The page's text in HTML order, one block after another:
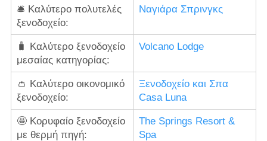
🛎️ Καλύτερο πολυτελές
ξενοδοχείο:
Ναγιάρα Σπρινγκς
🧳 Καλύτερο ξενοδοχείο
μεσαίας κατηγορίας:
Volcano Lodge
👛 Καλύτερο οικονομικό
ξενοδοχείο:
Ξενοδοχείο και Σπα
Casa Luna
🤩 Κορυφαίο ξενοδοχείο
με θερμή πηγή:
The Springs Resort &
Spa